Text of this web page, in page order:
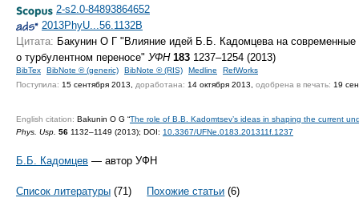
2-s2.0-84893864652
2013PhyU...56.1132B
Цитата: Бакунин О Г "Влияние идей Б.Б. Кадомцева на современные
о турбулентном переносе" УФН 183 1237–1254 (2013)
BibTex BibNote ® (generic) BibNote ® (RIS) Medline
RefWorks
Поступила: 15 сентября 2013, доработана: 14 октября 2013, одобрена в печать: 19
English citation: Bakunin O G “The role of B.B. Kadomtsev’s ideas in shaping the current
Phys. Usp. 56 1132–1149 (2013); DOI: 10.3367/UFNe.0183.201311f.1237
Б.Б. Кадомцев — автор УФН
Список литературы (71) Похожие статьи (6)